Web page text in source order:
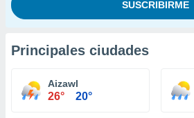
Principales ciudades
Aizawl
26° 20°